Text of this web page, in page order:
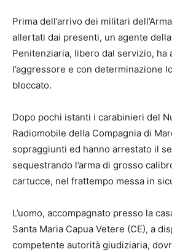
Prima dell’arrivo dei militari
allertati dai presenti, un agente
Penitenziaria, libero dal servizio, ha
l’aggressore e con determinazione
bloccato.
Dopo pochi istanti i carabinieri del
Radiomobile della Compagnia di
sopraggiunti ed hanno arrestato il
sequestrando l’arma di grosso
cartucce, nel frattempo messa in
L’uomo, accompagnato presso la
Santa Maria Capua Vetere (CE), a
competente autorità giudiziaria,